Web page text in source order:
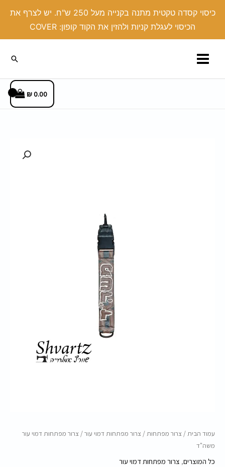
כיסוי קסדה טקטית מתנה בקנייה מעל 250 ש"ח. יש לצרף את
הכיסוי לעגלת קניות ולהזין את הקוד קופון: COVER
חיפוש
0.00
₪
עמוד הבית/ צרור מפתחות/ צרור מפתחות דמוי עור/ צרור מפתחות דמוי עור
משה"ד
כל המוצרים, צרור מפתחות דמוי עור